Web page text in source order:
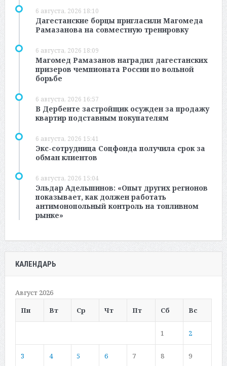
6 августа, 2026 18:10
Дагестанские борцы пригласили Магомеда
Рамазанова на совместную тренировку
6 августа, 2026 18:09
Магомед Рамазанов наградил дагестанских
призеров чемпионата России по вольной
борьбе
6 августа, 2026 16:57
В Дербенте застройщик осужден за продажу
квартир подставным покупателям
6 августа, 2026 15:41
Экс-сотрудница Соцфонда получила срок за
обман клиентов
6 августа, 2026 15:04
Эльдар Адельшинов: «Опыт других регионов
показывает, как должен работать
антимонопольный контроль на топливном
рынке»
КАЛЕНДАРЬ
Август 2026
Пн
Вт Ср Чт Пт Сб Вс
1 2
3 4 5 6 7 8 9